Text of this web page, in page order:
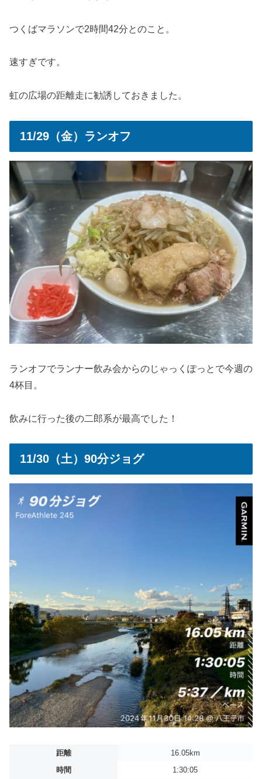
つくばマラソンで2時間42分とのこと。
速すぎです。
虹の広場の距離走に勧誘しておきました。
11/29（金）ランオフ
ランオフでランナー飲み会からのじゃっくぽっとで今週の
4杯目。
飲みに行った後の二郎系が最高でした！
11/30（土）90分ジョグ
距離
16.05km
時間
1:30:05